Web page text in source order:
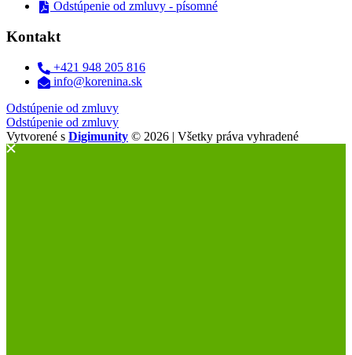
Odstúpenie od zmluvy - písomné
Kontakt
+421 948 205 816
info@korenina.sk
Odstúpenie od zmluvy
Odstúpenie od zmluvy
Vytvorené s Digimunity © 2026 | Všetky práva vyhradené